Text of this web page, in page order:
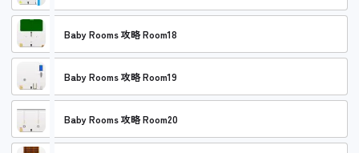
Baby Rooms 攻略 Room18
Baby Rooms 攻略 Room19
Baby Rooms 攻略 Room20